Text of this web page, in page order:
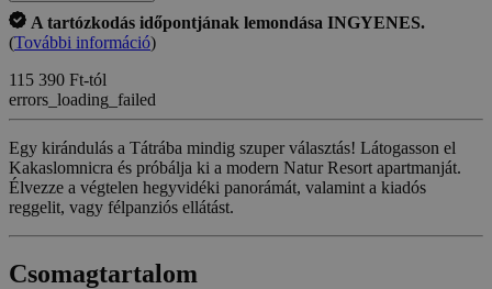
A tartózkodás időpontjának lemondása INGYENES.
(További információ)
115 390 Ft-tól
errors_loading_failed
Egy kirándulás a Tátrába mindig szuper választás! Látogasson el
Kakaslomnicra és próbálja ki a modern Natur Resort apartmanját.
Élvezze a végtelen hegyvidéki panorámát, valamint a kiadós
reggelit, vagy félpanziós ellátást.
Csomagtartalom